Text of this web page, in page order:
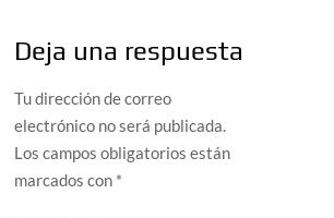
Deja una respuesta
Tu dirección de correo
electrónico no será publicada.
Los campos obligatorios están
marcados con *